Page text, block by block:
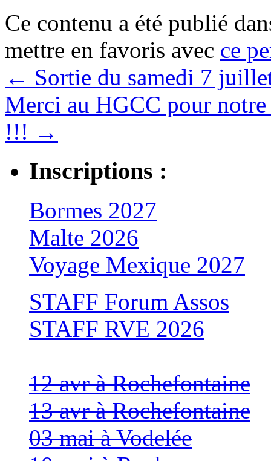
Ce contenu a été publié
mettre en favoris avec ce
← Sortie du samedi 7
Merci au HGCC pour notre
!!! →
Inscriptions :
Bormes 2027
Malte 2026
Voyage Mexique 2027
STAFF Forum Assos
STAFF RVE 2026
12 avr à Rochefontaine
13 avr à Rochefontaine
03 mai à Vodelée